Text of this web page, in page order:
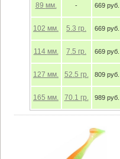
89 мм. - 669 руб.
102 мм. 5.3 гр. 669 руб.
114 мм. 7.5 гр. 669 руб.
127 мм. 52.5 гр. 809 руб.
165 мм. 70.1 гр. 989 руб.